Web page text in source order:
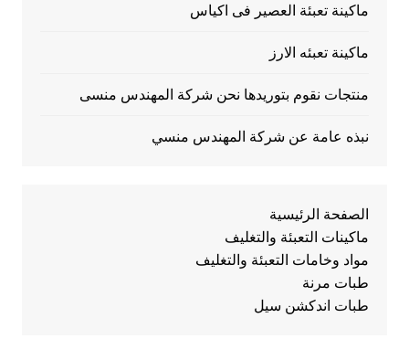
ماكينة تعبئة العصير فى اكياس
ماكينة تعبئه الارز
منتجات نقوم بتوريدها نحن شركة المهندس منسى
نبذه عامة عن شركة المهندس منسي
الصفحة الرئيسية
ماكينات التعبئة والتغليف
مواد وخامات التعبئة والتغليف
طبات مرنة
طبات اندكشن سيل